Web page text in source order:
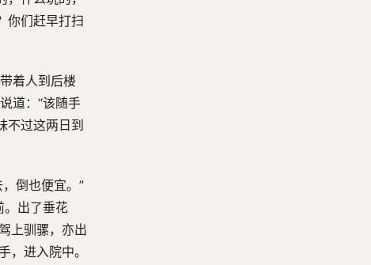
你们赶早打扫
着人到后楼
道：“该随手
不过这两日到
倒也便宜。”
。出了垂花
上驯骡，亦出
，进入院中。